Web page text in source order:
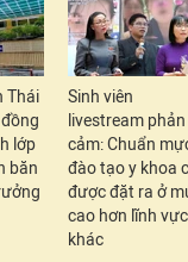
Thái
lớp
băn
Sinh viên
livestream phản
cảm: Chuẩn
đào tạo y khoa
được đặt ra ở
cao hơn lĩnh vực
khác